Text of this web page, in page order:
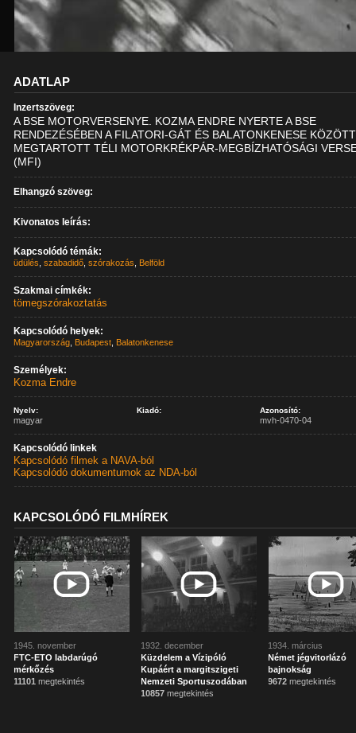
ADATLAP
Inzertszöveg:
A BSE MOTORVERSENYE. KOZMA ENDRE NYERTE A BSE
RENDEZÉSÉBEN A FILATORI-GÁT ÉS BALATONKENESE KÖZÖTT
MEGTARTOTT TÉLI MOTORKRÉKPÁR-MEGBÍZHATÓSÁGI
(MFI)
Elhangzó szöveg:
Kivonatos leírás:
Kapcsolódó témák:
üdülés ,szabadidő ,szórakozás Belföld
Szakmai címkék:
tömegszórakoztatás
Kapcsolódó helyek:
Magyarország Budapest Balatonkenese
Személyek:
Kozma Endre
Nyelv:
magyar
Kiadó: Azonosító:
mvh-0470-04
Kapcsolódó linkek
Kapcsolódó filmek a NAVA-ból
Kapcsolódó dokumentumok az NDA-ból
KAPCSOLÓDÓ FILMHÍREK
1945. november
FTC-ETO labdarúgó
mérkőzés
11101 megtekintés
1932. december
Küzdelem a Vízipóló
Kupáért a margitszigeti
Nemzeti Sportuszodában
10857 megtekintés
1934. március
Német jégvitorlázó
bajnokság
9672 megtekintés